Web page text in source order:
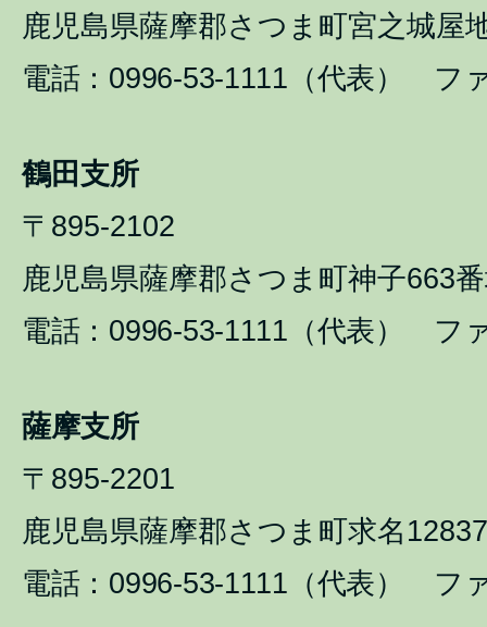
鹿児島県薩摩郡さつま町宮之城屋
電話：0996-53-1111（代表） フ
鶴田支所
〒895-2102
鹿児島県薩摩郡さつま町神子663
電話：0996-53-1111（代表） フ
薩摩支所
〒895-2201
鹿児島県薩摩郡さつま町求名
電話：0996-53-1111（代表） フ